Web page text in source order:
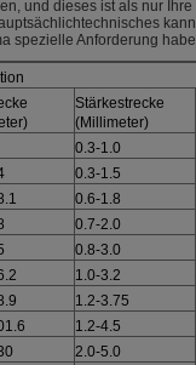
und dieses ist als nur Ihre
spezielle Anforderung
Stärkestrecke
(Millimeter)
0.3-1.0
0.3-1.5
0.6-1.8
0.7-2.0
0.8-3.0
1.0-3.2
1.2-3.75
1.2-4.5
2.0-5.0